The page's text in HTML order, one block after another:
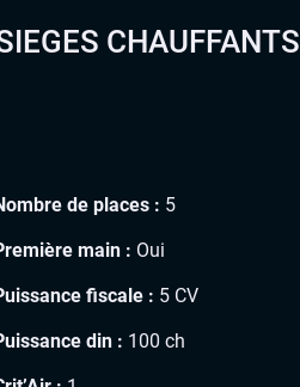
CHAUFFANTS
de places : 5
main : Oui
fiscale : 5 CV
din : 100 ch